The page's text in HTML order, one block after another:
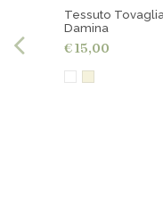
Tessuto
Damina
€ 15,00